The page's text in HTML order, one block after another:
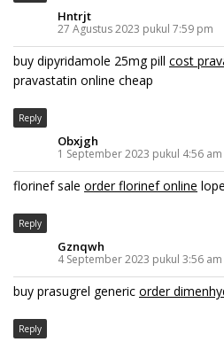
Hntrjt
27 Agustus 2023 pukul 7:59 pm
buy dipyridamole 25mg pill cost
pravastatin online cheap
Reply
Obxjgh
1 September 2023 pukul 4:56 am
florinef sale order florinef online
Reply
Gznqwh
4 September 2023 pukul 3:56 am
buy prasugrel generic order
Reply